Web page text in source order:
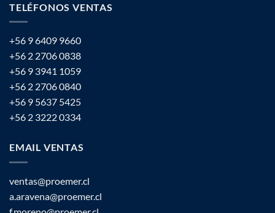
TELÉFONOS VENTAS
+56 9 6409 9660
+56 2 2706 0838
+56 9 3941 1059
+56 2 2706 0840
+56 9 5637 5425
+56 2 3222 0334
EMAIL VENTAS
ventas@proemer.cl
a.aravena@proemer.cl